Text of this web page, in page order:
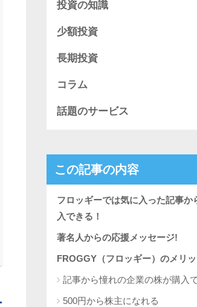
投資の知識
少額投資
長期投資
コラム
話題のサービス
この記事の内容
フロッギーでは気に入った記事か
入できる！
著名人からの応援メッセージ!
FROGGY（フロッギー）のメリ
記事から憧れの企業の株が購入
500円から株主になれる